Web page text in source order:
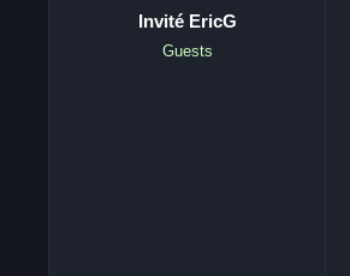
Invité EricG
Guests